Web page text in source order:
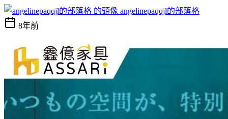
angelinepaqqjl的部落格
8年前